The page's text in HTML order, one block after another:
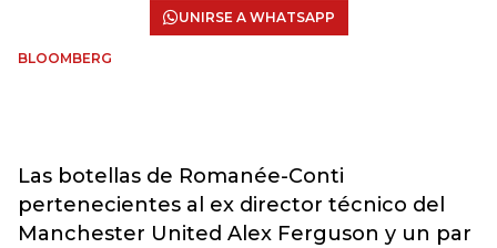
UNIRSE A WHATSAPP
BLOOMBERG
Las botellas de Romanée-Conti
pertenecientes al ex director técnico del
Manchester United Alex Ferguson y un par